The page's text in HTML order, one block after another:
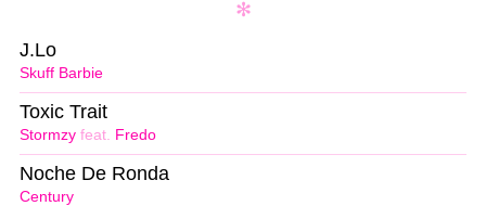
Skuff Barbie
J.Lo
Stormzy feat. Fredo
Toxic Trait
Century
Noche De Ronda